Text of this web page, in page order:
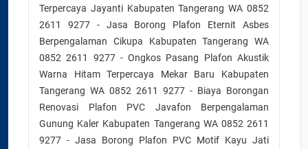
Terpercaya Jayanti Kabupaten Tangerang WA 0852
2611 9277 - Jasa Borong Plafon Eternit Asbes
Berpengalaman Cikupa Kabupaten Tangerang WA
0852 2611 9277 - Ongkos Pasang Plafon Akustik
Warna Hitam Terpercaya Mekar Baru Kabupaten
Tangerang WA 0852 2611 9277 - Biaya Borongan
Renovasi Plafon PVC Javafon Berpengalaman
Gunung Kaler Kabupaten Tangerang WA 0852 2611
9277 - Jasa Borong Plafon PVC Motif Kayu Jati